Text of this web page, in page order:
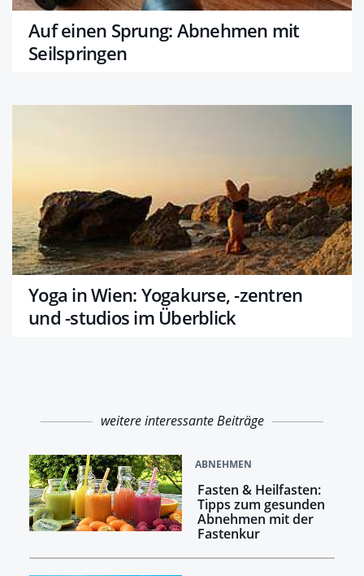
Auf einen Sprung: Abnehmen mit
Seilspringen
Yoga in Wien: Yogakurse, -zentren
und -studios im Überblick
weitere interessante Beiträge
ABNEHMEN
Fasten & Heilfasten:
Tipps zum gesunden
Abnehmen mit der
Fastenkur